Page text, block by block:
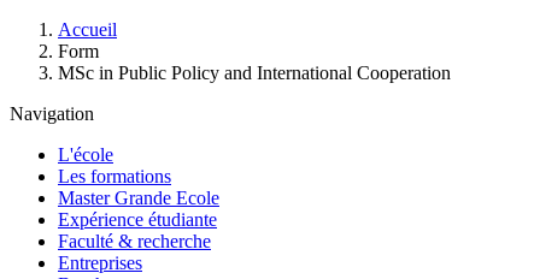
d'Ariane
Accueil
Form
MSc in Public Policy and International Cooperation
Navigation
L'école
Les formations
Master Grande Ecole
Expérience étudiante
Faculté & recherche
Entreprises